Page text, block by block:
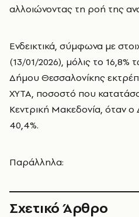
αλλοιώνοντας τη ροή της
Ενδεικτικά, σύμφωνα με
(13/01/2026), μόλις το
Δήμου Θεσσαλονίκης
ΧΥΤΑ, ποσοστό που
Κεντρική Μακεδονία, όταν
40,4%.
Παράλληλα:
Σχετικό Άρθρο